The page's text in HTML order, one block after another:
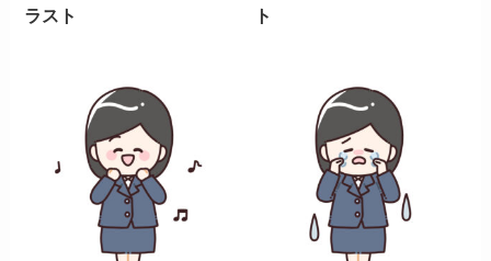
ラスト
ト